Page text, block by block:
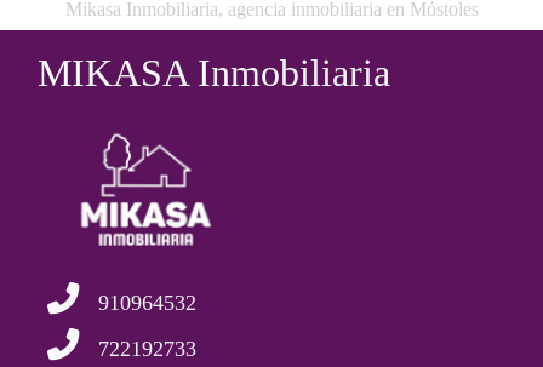
Mikasa Inmobiliaria, agencia inmobiliaria en Móstoles
MIKASA Inmobiliaria
910964532
722192733